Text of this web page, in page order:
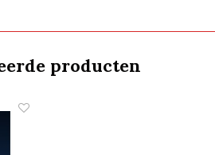
producten